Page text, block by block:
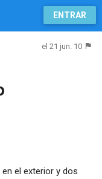
ENTRAR
el 21 jun. 10
el exterior y dos